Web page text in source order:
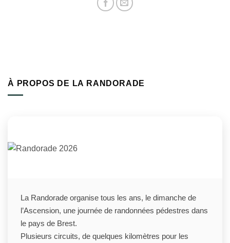
À PROPOS DE LA RANDORADE
La Randorade organise tous les ans, le dimanche de
l’Ascension, une journée de randonnées pédestres dans
le pays de Brest.
Plusieurs circuits, de quelques kilomètres pour les